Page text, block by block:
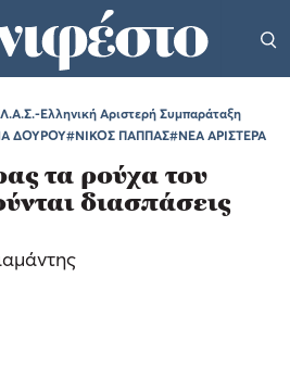
Ελληνική Αριστερή Συμπαράταξη
ΔΟΥΡΟΥ#ΝΙΚΟΣ ΠΑΠΠΑΣ#ΝΕΑ ΑΡΙΣΤΕΡΑ
τα ρούχα του
διασπάσεις